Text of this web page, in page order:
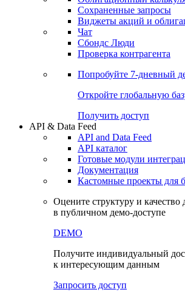
Сохраненные запросы
Виджеты акций и
Чат
Сбондс Люди
Проверка контрагента
Попробуйте 7-дневный
Откройте глобальную
Получить доступ
API & Data Feed
API and Data Feed
API каталог
Готовые модули
Документация
Кастомные проекты для
Оцените структуру и качество
в публичном демо-доступе
DEMO
Получите индивидуальный
к интересующим данным
Запросить доступ